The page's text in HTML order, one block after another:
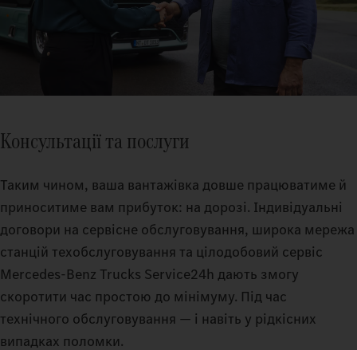
Консультації та послуги
Таким чином, ваша вантажівка довше працюватиме й
приноситиме вам прибуток: на дорозі. Індивідуальні
договори на сервісне обслуговування, широка мережа
станцій техобслуговування та цілодобовий сервіс
Mercedes-Benz Trucks Service24h дають змогу
скоротити час простою до мінімуму. Під час
технічного обслуговування — і навіть у рідкісних
випадках поломки.